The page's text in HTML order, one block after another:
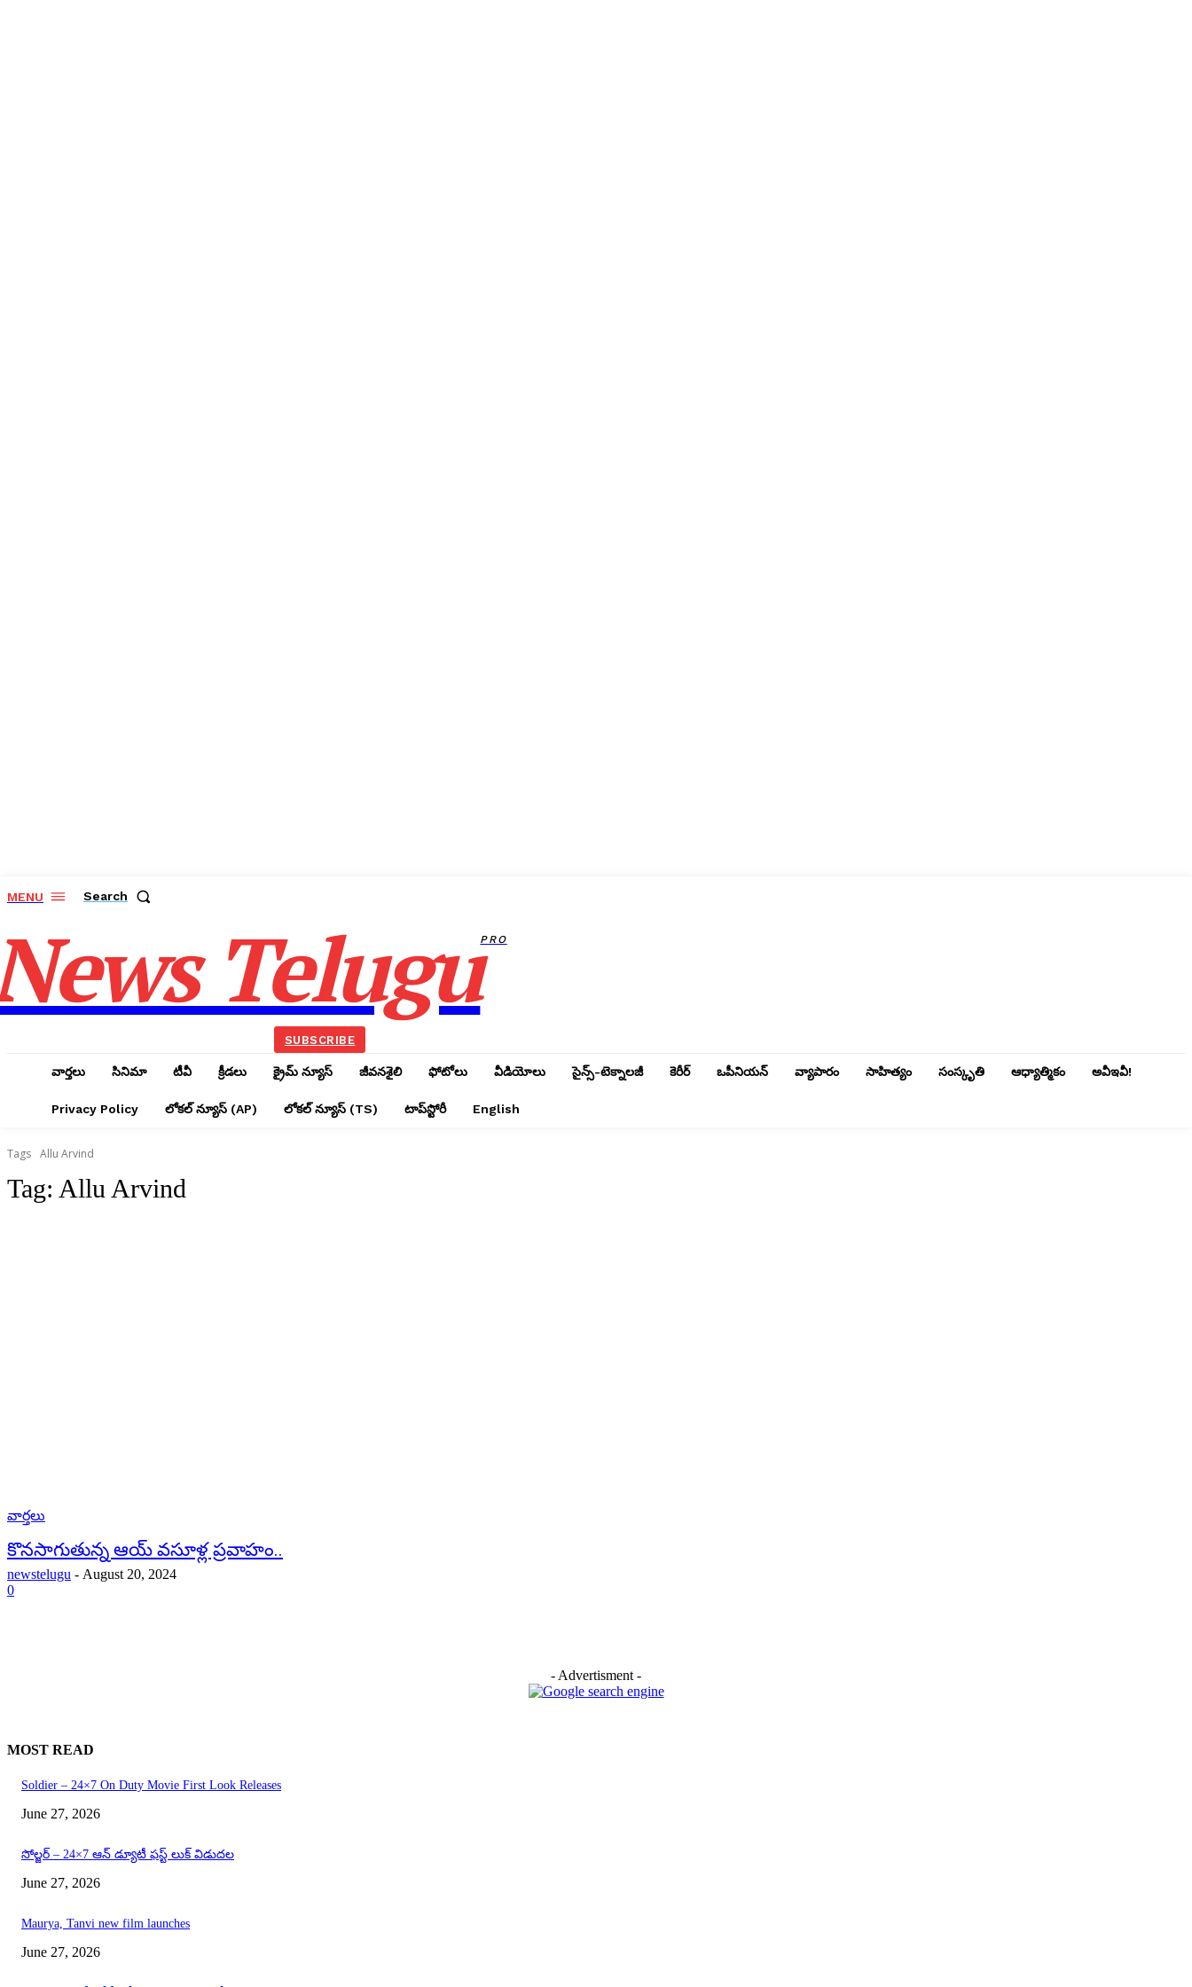
MENU Search
TeluguPRO
SUBSCRIBE
వార్తలు సినిమా టీవీ క్రీడలు క్రైమ్ న్యూస్‌ జీవనశైలి ఫోటోలు వీడియోలు సైన్స్‌-టెక్నాలజీ కెరీర్‌ ఒపీనియన్‌ వ్యాపారం సాహిత్యం సంస్కృతి ఆధ్యాత్మికం అవీఇవీ!
Privacy Policy లోక‌ల్ న్యూస్‌ (AP) లోక‌ల్ న్యూస్‌ (TS) టాప్‌స్టోరీ English
Tags Allu Arvind
Tag: Allu Arvind
వార్తలు
కొనసాగుతున్న ఆయ్ వసూళ్ల ప్రవాహం..
newstelugu - August 20, 2024
0
- Advertisment -
MOST READ
Soldier – 24×7 On Duty Movie First Look Releases
June 27, 2026
సోల్జర్ – 24×7 ఆన్ డ్యూటీ ఫస్ట్ లుక్ విడుదల
June 27, 2026
Maurya, Tanvi new film launches
June 27, 2026